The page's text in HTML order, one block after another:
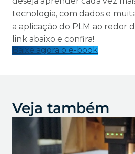
tecnologia, com dados e
a aplicação do PLM ao redor
link abaixo e confira!
Baixe agora o e-book
Veja também